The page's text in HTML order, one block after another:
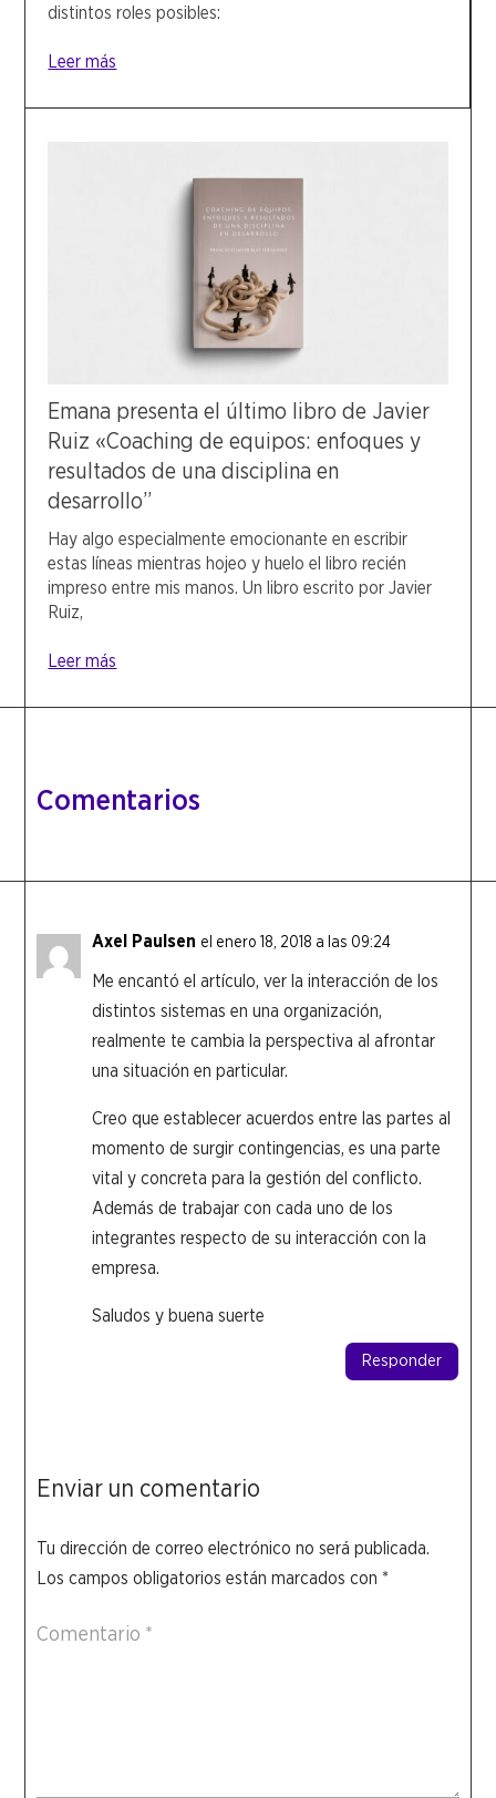
distintos roles posibles:
Leer más
Emana presenta el último libro de Javier
Ruiz «Coaching de equipos: enfoques y
resultados de una disciplina en
desarrollo”
Hay algo especialmente emocionante en escribir
estas líneas mientras hojeo y huelo el libro recién
impreso entre mis manos. Un libro escrito por Javier
Ruiz,
Leer más
Comentarios
Axel Paulsen el enero 18, 2018 a las 09:24
Me encantó el artículo, ver la interacción de los
distintos sistemas en una organización,
realmente te cambia la perspectiva al afrontar
una situación en particular.
Creo que establecer acuerdos entre las partes al
momento de surgir contingencias, es una parte
vital y concreta para la gestión del conflicto.
Además de trabajar con cada uno de los
integrantes respecto de su interacción con la
empresa.
Saludos y buena suerte
Responder
Enviar un comentario
Tu dirección de correo electrónico no será publicada.
Los campos obligatorios están marcados con *